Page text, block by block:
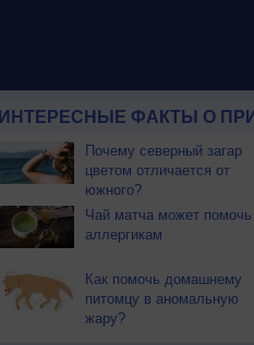
ИНТЕРЕСНЫЕ ФАКТЫ О
Почему северный загар
цветом отличается от
южного?
Чай матча может помочь
аллергикам
Как помочь домашнему
питомцу в аномальную
жару?